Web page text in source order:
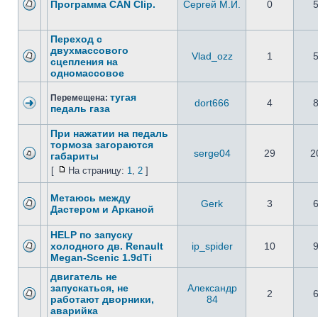
Программа CAN Clip. Сергей М.И. 0
Переход с
двухмассового
сцепления на
одномассовое
Vlad_ozz 1
Перемещена: тугая
педаль газа
dort666 4
При нажатии на педаль
тормоза загораются
габариты
[ На страницу: 1, 2 ]
serge04 29
Метаюсь между
Дастером и Арканой
Gerk 3
HELP по запуску
холодного дв. Renault
Megan-Scenic 1.9dTi
ip_spider 10
двигатель не
запускаться, не
работают дворники,
аварийка
Александр
84
2